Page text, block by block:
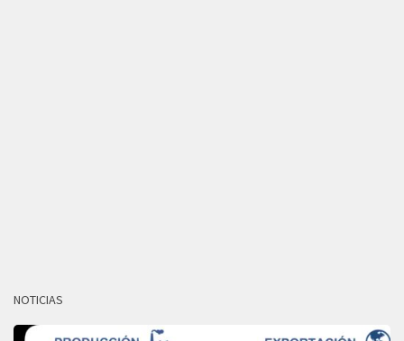
NOTICIAS